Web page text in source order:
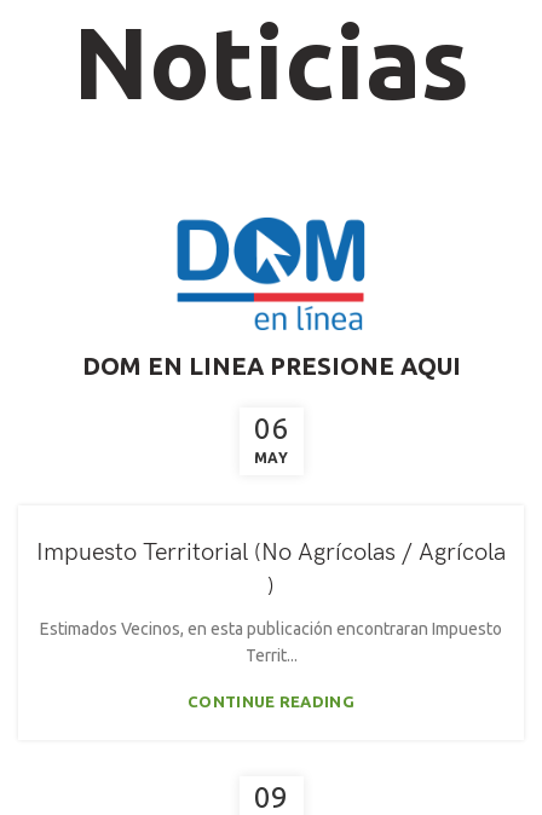
Noticias
DOM EN LINEA PRESIONE AQUI
06
MAY
Impuesto Territorial (No Agrícolas / Agrícola
)
Estimados Vecinos, en esta publicación encontraran Impuesto
Territ...
CONTINUE READING
09